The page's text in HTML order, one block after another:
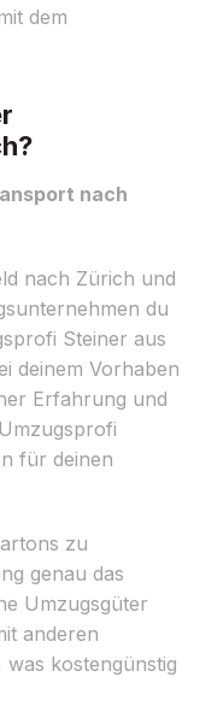
dem
nach
nach Zürich und
du
Steiner aus
deinem Vorhaben
Erfahrung und
für deinen
zu
genau das
Umzugsgüter
anderen
kostengünstig